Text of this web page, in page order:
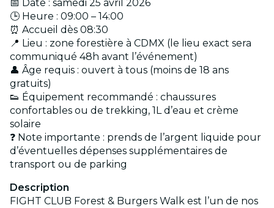
📅 Date : samedi 25 avril 2026
🕒 Heure : 09:00 – 14:00
⏰ Accueil dès 08:30
📍 Lieu : zone forestière à CDMX (le lieu exact sera
communiqué 48h avant l’événement)
👤 Âge requis : ouvert à tous (moins de 18 ans
gratuits)
👟 Équipement recommandé : chaussures
confortables ou de trekking, 1L d’eau et crème
solaire
❓ Note importante : prends de l’argent liquide pour
d’éventuelles dépenses supplémentaires de
transport ou de parking
Description
FIGHT CLUB Forest & Burgers Walk est l’un de nos